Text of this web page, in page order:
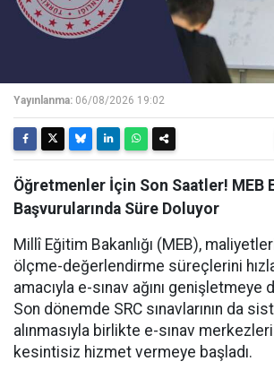
Yayınlanma: 06/08/2026 19:02
Öğretmenler İçin Son Saatler! MEB
Başvurularında Süre Doluyor
Millî Eğitim Bakanlığı (MEB),
ölçme-değerlendirme süreçlerini
amacıyla e-sınav ağını genişletmeye
Son dönemde SRC sınavlarının da
alınmasıyla birlikte e-sınav
kesintisiz hizmet vermeye başladı.